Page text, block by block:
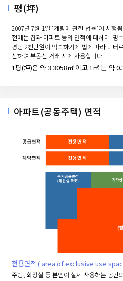
평(坪)
2007년 7월 1일 ‘계량에 관한 법률’이 시행
전에는 집과 아파트 등의 면적에 대하여 '평
평당 2천만원이 익숙하기에 법에 따라 미터
산하여 부동산 거래 시에 사용합니다.
1평(坪)은 약 3.3058㎡ 이고 1㎡ 는 약
아파트(공동주택) 면적
전용면적 ( area of exclusive use
주방, 화장실 등 본인이 실제 사용하는 공간